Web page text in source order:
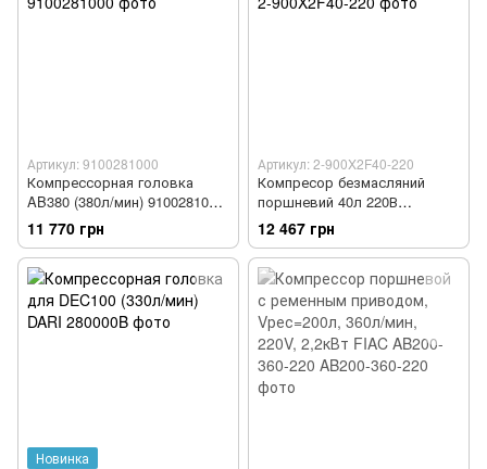
Артикул: 9100281000
Компрессорная головка
AB380 (380л/мин) 9100281000
FIAC
11 770 грн
Артикул: 2-900X2F40-220
Компресор безмасляний
поршневий 40л 220В
AUARITA 2-900X2F40-220
12 467 грн
Новинка